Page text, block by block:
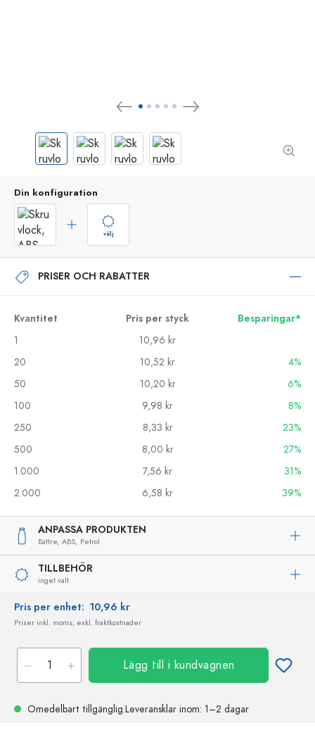
Din konfiguration
välj
PRISER OCH RABATTER
Kvantitet Pris per styck
Besparingar*
1
10,96 kr
20
10,52 kr
4%
50
10,20 kr
6%
100
9,98 kr
8%
250
8,33 kr
23%
500
8,00 kr
27%
1.000
7,56 kr
31%
2.000
6,58 kr 39%
ANPASSA PRODUKTEN
Bättre, ABS, Petrol
TILLBEHÖR
inget valt
Pris per enhet: 10,96 kr
Priser inkl. moms, exkl. fraktkostnader
Lägg till i kundvagnen
Omedelbart tillgänglig.Leveransklar inom: 1–2 dagar